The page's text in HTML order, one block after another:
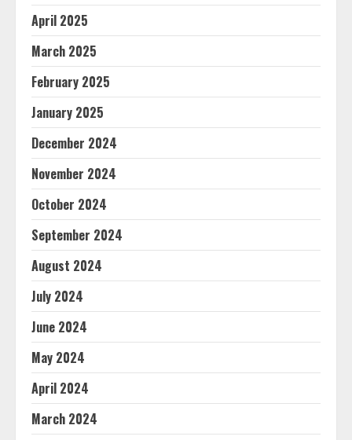
April 2025
March 2025
February 2025
January 2025
December 2024
November 2024
October 2024
September 2024
August 2024
July 2024
June 2024
May 2024
April 2024
March 2024